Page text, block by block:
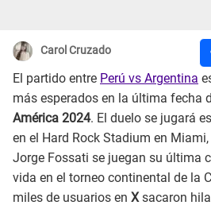
Carol Cruzado
El partido entre Perú vs Argentina
más esperados en la última fecha
América 2024. El duelo se jugará
en el Hard Rock Stadium en
Jorge Fossati se juegan su última
vida en el torneo continental de la
miles de usuarios en Xsacaron